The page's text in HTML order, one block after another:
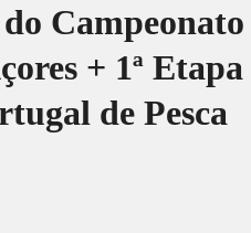
Campeonato
+ 1ª Etapa
de Pesca